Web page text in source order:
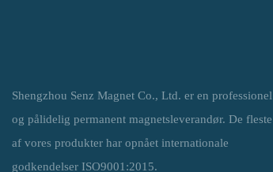
Shengzhou Senz Magnet Co., Ltd. er en professionel
og pålidelig permanent magnetsleverandør. De fleste
af vores produkter har opnået internationale
godkendelser ISO9001:2015.